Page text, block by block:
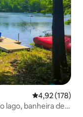
4,92 de uma
4,92 (178)
lago, banheira de